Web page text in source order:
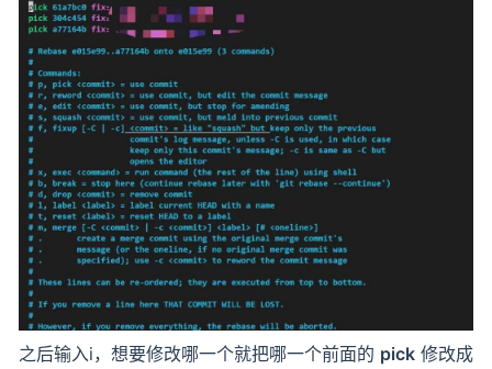
之后输入i，想要修改哪一个就把哪一个前面的 pick修改成